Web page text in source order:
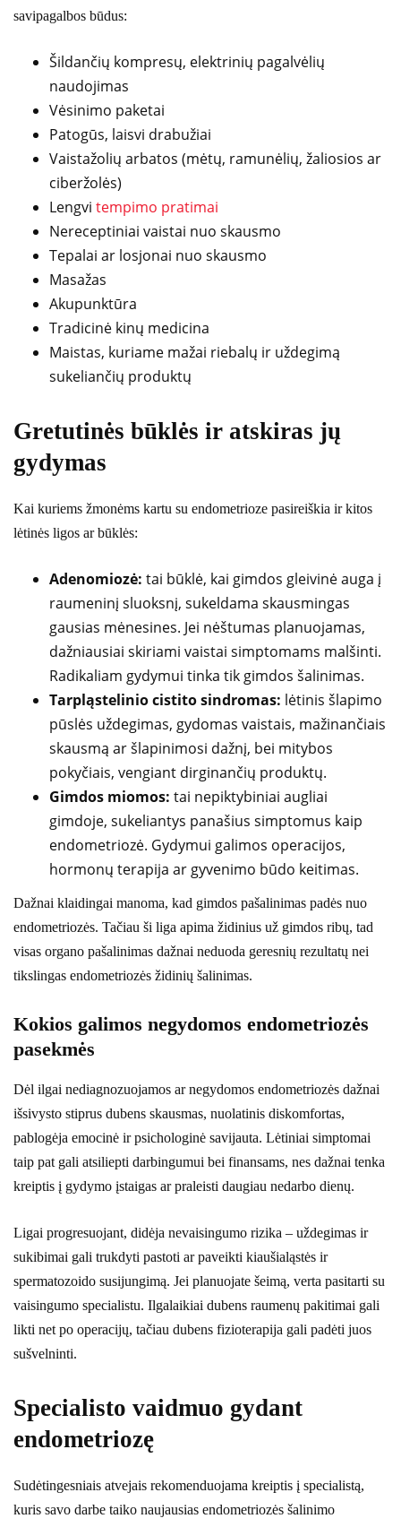
savipagalbos būdus:
Šildančių kompresų, elektrinių pagalvėlių
naudojimas
Vėsinimo paketai
Patogūs, laisvi drabužiai
Vaistažolių arbatos (mėtų, ramunėlių, žaliosios ar
ciberžolės)
Lengvi tempimo pratimai
Nereceptiniai vaistai nuo skausmo
Tepalai ar losjonai nuo skausmo
Masažas
Akupunktūra
Tradicinė kinų medicina
Maistas, kuriame mažai riebalų ir uždegimą
sukeliančių produktų
Gretutinės būklės ir atskiras jų
gydymas
Kai kuriems žmonėms kartu su endometrioze pasireiškia ir kitos
lėtinės ligos ar būklės:
Adenomiozė: tai būklė, kai gimdos gleivinė auga į
raumeninį sluoksnį, sukeldama skausmingas
gausias mėnesines. Jei nėštumas planuojamas,
dažniausiai skiriami vaistai simptomams malšinti.
Radikaliam gydymui tinka tik gimdos šalinimas.
Tarpląstelinio cistito sindromas: lėtinis šlapimo
pūslės uždegimas, gydomas vaistais, mažinančiais
skausmą ar šlapinimosi dažnį, bei mitybos
pokyčiais, vengiant dirginančių produktų.
Gimdos miomos: tai nepiktybiniai augliai
gimdoje, sukeliantys panašius simptomus kaip
endometriozė. Gydymui galimos operacijos,
hormonų terapija ar gyvenimo būdo keitimas.
Dažnai klaidingai manoma, kad gimdos pašalinimas padės nuo
endometriozės. Tačiau ši liga apima židinius už gimdos ribų, tad
visas organo pašalinimas dažnai neduoda geresnių rezultatų nei
tikslingas endometriozės židinių šalinimas.
Kokios galimos negydomos endometriozės
pasekmės
Dėl ilgai nediagnozuojamos ar negydomos endometriozės dažnai
išsivysto stiprus dubens skausmas, nuolatinis diskomfortas,
pablogėja emocinė ir psichologinė savijauta. Lėtiniai simptomai
taip pat gali atsiliepti darbingumui bei finansams, nes dažnai tenka
kreiptis į gydymo įstaigas ar praleisti daugiau nedarbo dienų.
Ligai progresuojant, didėja nevaisingumo rizika – uždegimas ir
sukibimai gali trukdyti pastoti ar paveikti kiaušialąstės ir
spermatozoido susijungimą. Jei planuojate šeimą, verta pasitarti su
vaisingumo specialistu. Ilgalaikiai dubens raumenų pakitimai gali
likti net po operacijų, tačiau dubens fizioterapija gali padėti juos
sušvelninti.
Specialisto vaidmuo gydant
endometriozę
Sudėtingesniais atvejais rekomenduojama kreiptis į specialistą,
kuris savo darbe taiko naujausias endometriozės šalinimo